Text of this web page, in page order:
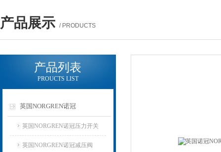
产品展示 / PRODUCTS
产品列表
PROUCTS LIST
英国NORGREN诺冠
英国NORGREN诺冠压力开关
英国NORGREN诺冠减压阀